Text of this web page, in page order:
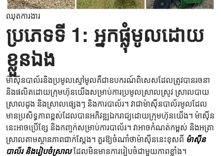
ឈុតការងារ
ប្រភេទទី 1: អ្នកផ្លុំមូលដោយ
ខ្លួនឯង
ម៉ាស៊ីនបាល័រនិងប្រមូលស្មៅមូលគឺជាឧបករណ៍ពិសេសដែលត្រូវបានរចនា
និងផលិតដោយក្រុមហ៊ុនយើងសម្រាប់ការប្រមូលស្រាលស្រូវ ស្រាលបាយ
ស្រាលដូង និងស្រាលផ្សេងៗ និងការបាល័រ។ វាជាម៉ាស៊ីនបាល័រមូលដែល
មានប្រសិទ្ធភាពខ្ពស់ដែលបានអភិវឌ្ឍឯករាជ្យដោយក្រុមហ៊ុនយើង។ ម៉ាស៊ីន
នេះអាចប្រើខ្សែ និងកញ្ចក់សម្រាប់ការបាល័រ។ វាអាចកំណត់កម្ពស់ និងអត្រា
ស្រាលតាមស្ថានភាពជាក់ស្តែង។ គួរឱ្យចំណាំថាម៉ាស៊ីននេះខុសពី ម៉ាស៊ីន
បាល័រ និងរៀបចំស្រាលដែលមិនមានការរៀបចំជាមួយភាពខ្លាំង។